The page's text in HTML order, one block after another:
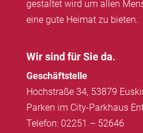
gestaltet wird um allen
eine gute Heimat zu bieten.
Wir sind für Sie da.
Geschäftstelle
Hochstraße 34, 53879
Parken im City-Parkhaus
Telefon: 02251 – 52646